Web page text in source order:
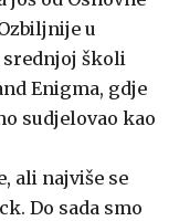
u
srednjoj školi
Enigma, gdje
sudjelovao kao
ali najviše se
Do sada smo